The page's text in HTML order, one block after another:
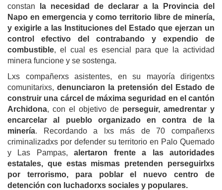
constan la necesidad de declarar a la Provincia del
Napo en emergencia y como territorio libre de minería,
y exigirle a las Instituciones del Estado que ejerzan un
control efectivo del contrabando y expendio de
combustible, el cual es esencial para que la actividad
minera funcione y se sostenga.
Lxs compañerxs asistentes, en su mayoría dirigentxs
comunitarixs, denunciaron la pretensión del Estado de
construir una cárcel de máxima seguridad en el cantón
Archidona, con el objetivo de perseguir, amedrentar y
encarcelar al pueblo organizado en contra de la
minería. Recordando a lxs más de 70compañerxs
criminalizadxs por defender su territorio en Palo Quemado
y Las Pampas,alertaron frente a las autoridades
estatales, que estas mismas pretenden perseguirlxs
por terrorismo, para poblar el nuevo centro de
detención con luchadorxs sociales y populares.